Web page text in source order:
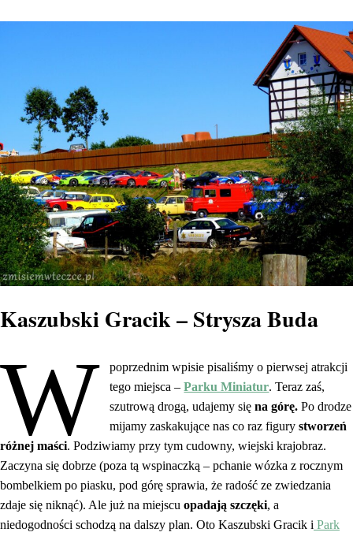
Kaszubski Gracik – Strysza Buda
W
poprzednim wpisie pisaliśmy o pierwsej atrakcji
tego miejsca –Parku Miniatur. Teraz zaś,
szutrową drogą, udajemy sięna górę. Po drodze
mijamy zaskakujące nas co raz figurystworzeń
różnej maści. Podziwiamy przy tym cudowny, wiejski krajobraz.
Zaczyna się dobrze (poza tą wspinaczką – pchanie wózka z rocznym
bombelkiem po piasku, pod górę sprawia, że radość ze zwiedzania
zdaje się niknąć). Ale już na miejscu opadają szczęki, a
niedogodności schodzą na dalszy plan. Oto Kaszubski Gracik i Park